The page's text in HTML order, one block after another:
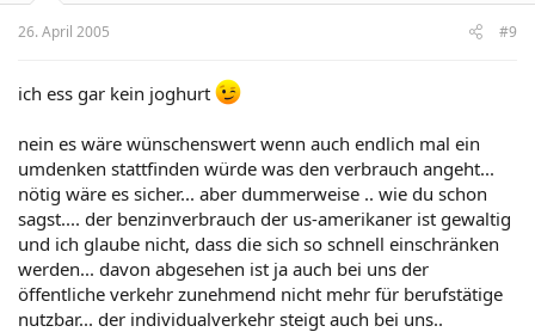
26. April 2005 #9
ich ess gar kein joghurt
nein es wäre wünschenswert wenn auch endlich mal ein
umdenken stattfinden würde was den verbrauch angeht...
nötig wäre es sicher... aber dummerweise .. wie du schon
sagst.... der benzinverbrauch der us-amerikaner ist gewaltig
und ich glaube nicht, dass die sich so schnell einschränken
werden... davon abgesehen ist ja auch bei uns der
öffentliche verkehr zunehmend nicht mehr für berufstätige
nutzbar... der individualverkehr steigt auch bei uns..